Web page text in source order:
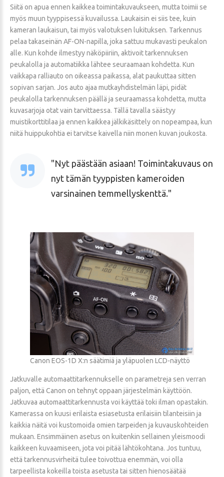
Siitä on apua ennen kaikkea toimintakuvaukseen, mutta toimii se
myös muun tyyppisessä kuvailussa. Laukaisin ei siis tee, kuin
kameran laukaisun, tai myös valotuksen lukituksen. Tarkennus
pelaa takaseinän AF-ON-napilla, joka sattuu mukavasti peukalon
alle. Kun kohde ilmestyy näköpiiriin, aktivoit tarkennuksen
peukalolla ja automatiikka lähtee seuraamaan kohdetta. Kun
vaikkapa ralliauto on oikeassa paikassa, alat paukuttaa sitten
sopivan sarjan. Jos auto ajaa mutkayhdistelmän läpi, pidät
peukalolla tarkennuksen päällä ja seuraamassa kohdetta, mutta
kuvasarjoja otat vain tarvittaessa. Tällä tavalla säästyy
muistikorttitilaa ja ennen kaikkea jälkikäsittely on nopeampaa, kun
niitä huippukohtia ei tarvitse kaivella niin monen kuvan joukosta.
Nyt päästään asiaan! Toimintakuvaus on
nyt tämän tyyppisten kameroiden
varsinainen temmellyskenttä.
Canon EOS-1D X:n säätimiä ja yläpuolen LCD-näyttö
Jatkuvalle automaattitarkennukselle on parametreja sen verran
paljon, että Canon on tehnyt oppaan järjestelmän käyttöön.
Jatkuvaa automaattitarkennusta voi käyttää toki ilman opastakin.
Kamerassa on kuusi erilaista esiasetusta erilaisiin tilanteisiin ja
kaikkia näitä voi kustomoida omien tarpeiden ja kuvauskohteiden
mukaan. Ensimmäinen asetus on kuitenkin sellainen yleismoodi
kaikkeen kuvaamiseen, jota voi pitää lähtökohtana. Jos tuntuu,
että tarkennusvirheitä tulee toivottua enemmän, voi olla
tarpeellista kokeilla toista asetusta tai sitten hienosäätää